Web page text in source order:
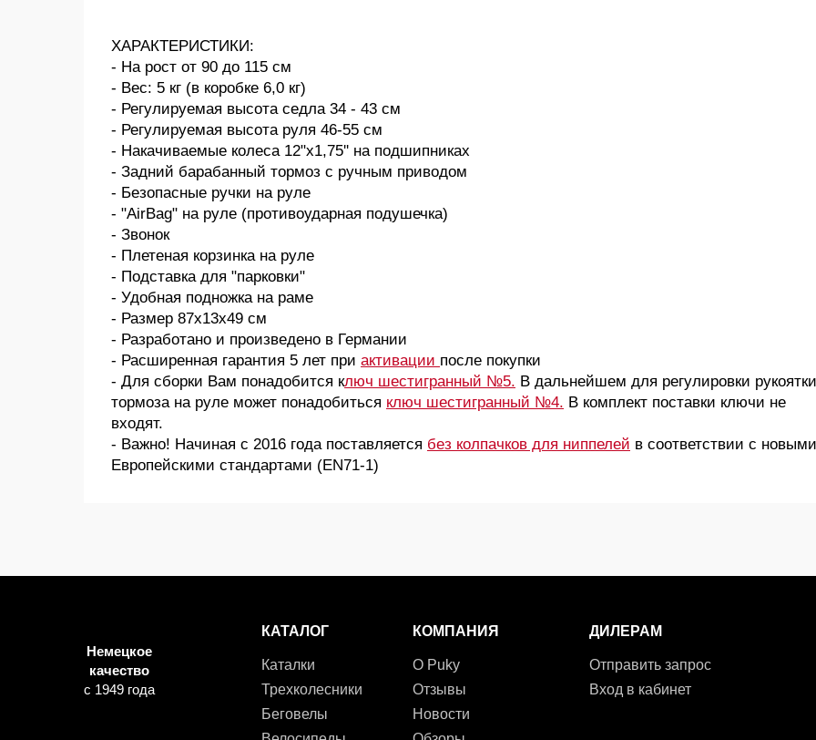
ХАРАКТЕРИСТИКИ:
- На рост от 90 до 115 см
- Вес: 5 кг (в коробке 6,0 кг)
- Регулируемая высота седла 34 - 43 см
- Регулируемая высота руля 46-55 см
- Накачиваемые колеса 12"х1,75'' на подшипниках
- Задний барабанный тормоз с ручным приводом
- Безопасные ручки на руле
- "AirBag" на руле (противоударная подушечка)
- Звонок
- Плетеная корзинка на руле
- Подставка для "парковки"
- Удобная подножка на раме
- Размер 87х13х49 см
- Разработано и произведено в Германии
- Расширенная гарантия 5 лет при активации после покупки
- Для сборки Вам понадобится ключ шестигранный №5. В дальнейшем для регулировки рукоятки
тормоза на руле может понадобиться ключ шестигранный №4. В комплект поставки ключи не
входят.
- Важно! Начиная с 2016 года поставляется без колпачков для ниппелей в соответствии с новыми
Европейскими стандартами (EN71-1)
Немецкое
качество
с 1949 года
КАТАЛОГ
Каталки
Трехколесники
Беговелы
КОМПАНИЯ
О Puky
Отзывы
Новости
ДИЛЕРАМ
Отправить запрос
Вход в кабинет